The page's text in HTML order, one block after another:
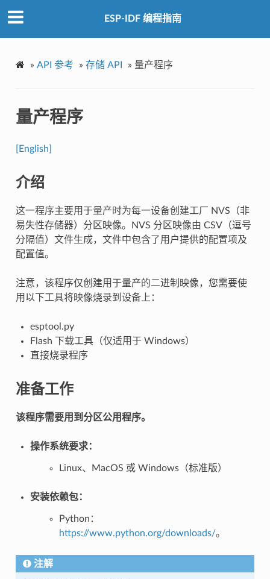
ESP-IDF 编程指南
» API 参考 » 存储 API » 量产程序
量产程序
[English]
介绍
这一程序主要用于量产时为每一设备创建工厂 NVS（非
易失性存储器）分区映像。NVS 分区映像由 CSV（逗号
分隔值）文件生成，文件中包含了用户提供的配置项及
配置值。
注意，该程序仅创建用于量产的二进制映像，您需要使
用以下工具将映像烧录到设备上：
esptool.py
Flash 下载工具（仅适用于 Windows）
直接烧录程序
准备工作
该程序需要用到分区公用程序。
操作系统要求：
Linux、MacOS 或 Windows（标准版）
安装依赖包：
Python：
https://www.python.org/downloads/。
注解